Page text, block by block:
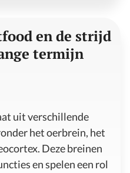
en de strijd
termijn
uit verschillende
het oerbrein, het
Deze breinen
en spelen een rol